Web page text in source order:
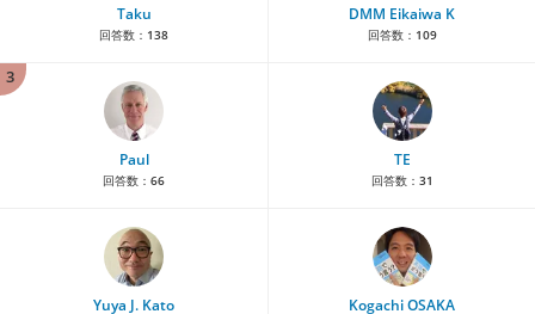
Taku
回答数： 138
DMM Eikaiwa K
回答数： 109
3
Paul
回答数： 66
TE
回答数： 31
Yuya J. Kato Kogachi OSAKA